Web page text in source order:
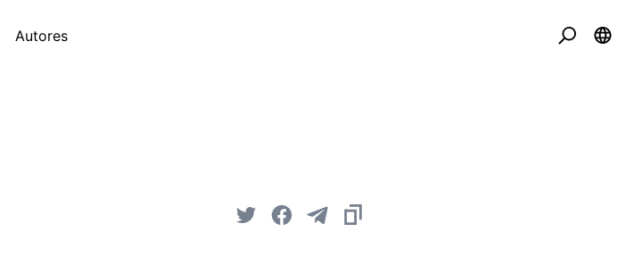
Autores